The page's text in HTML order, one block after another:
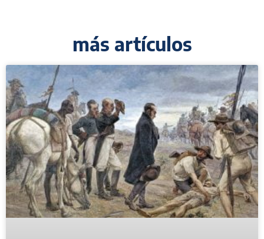
más artículos